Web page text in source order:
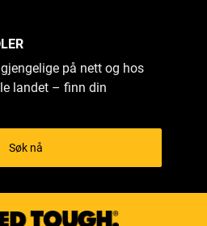
på nett og hos
landet – finn din
Søk nå